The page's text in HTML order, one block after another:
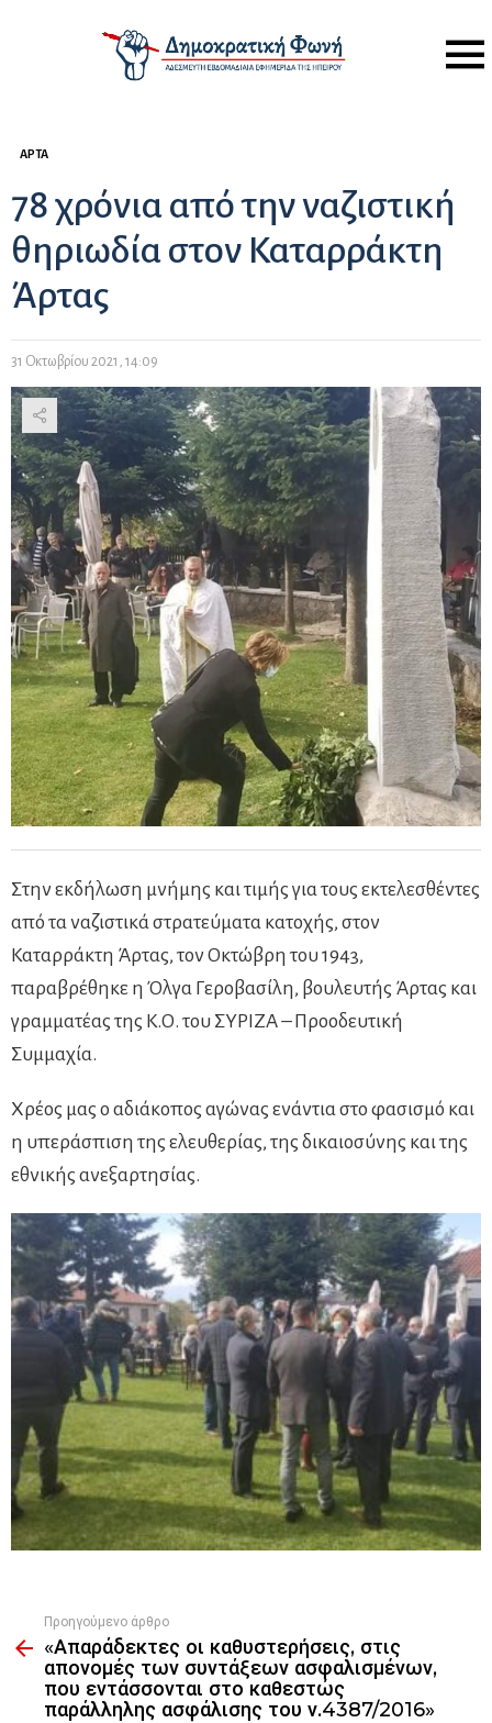
Menu
ΆΡΤΑ
78 χρόνια από την ναζιστική
θηριωδία στον Καταρράκτη
Άρτας
31 Οκτωβρίου 2021, 14:09
Στην εκδήλωση μνήμης και τιμής για τους εκτελεσθέντες
από τα ναζιστικά στρατεύματα κατοχής, στον
Καταρράκτη Άρτας, τον Οκτώβρη του 1943,
παραβρέθηκε η Όλγα Γεροβασίλη, βουλευτής Άρτας και
γραμματέας της Κ.Ο. του ΣΥΡΙΖΑ – Προοδευτική
Συμμαχία.
Χρέος μας ο αδιάκοπος αγώνας ενάντια στο φασισμό και
η υπεράσπιση της ελευθερίας, της δικαιοσύνης και της
εθνικής ανεξαρτησίας.
more
Προηγούμενο άρθρο
«Απαράδεκτες οι καθυστερήσεις, στις
απονομές των συντάξεων ασφαλισμένων,
που εντάσσονται στο καθεστώς
παράλληλης ασφάλισης του ν.4387/2016»